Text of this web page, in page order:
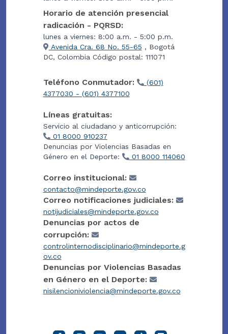
Horario de atención presencial
radicación - PQRSD:
lunes a viernes: 8:00 a.m. - 5:00 p.m.
Avenida Cra. 68 No. 55-65 , Bogotá
DC, Colombia Código postal: 111071
Teléfono Conmutador:
(601)
4377030 - (601) 4377100
Líneas gratuitas:
Servicio al ciudadano y anticorrupción:
01 8000 910237
Denuncias por Violencias Basadas en
Género en el Deporte:
01 8000 114060
Correo institucional:
contacto@mindeporte.gov.co
Correo notificaciones judiciales:
notijudiciales@mindeporte.gov.co
Denuncias por actos de
corrupción:
controlinternodisciplinario@mindeporte.g
ov.co
Denuncias por Violencias Basadas
en Género en el Deporte:
nisilencioniviolencia@mindeporte.gov.co